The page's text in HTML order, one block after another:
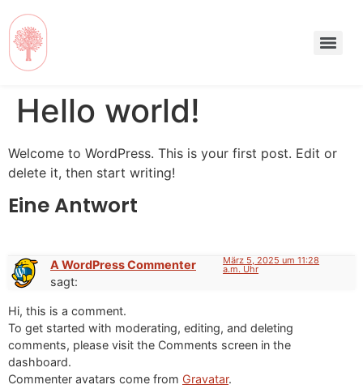
Hello world!
Welcome to WordPress. This is your first post. Edit or
delete it, then start writing!
Eine Antwort
A WordPress Commenter
sagt:
März 5, 2025 um 11:28
a.m. Uhr
Hi, this is a comment.
To get started with moderating, editing, and deleting
comments, please visit the Comments screen in the
dashboard.
Commenter avatars come from Gravatar.